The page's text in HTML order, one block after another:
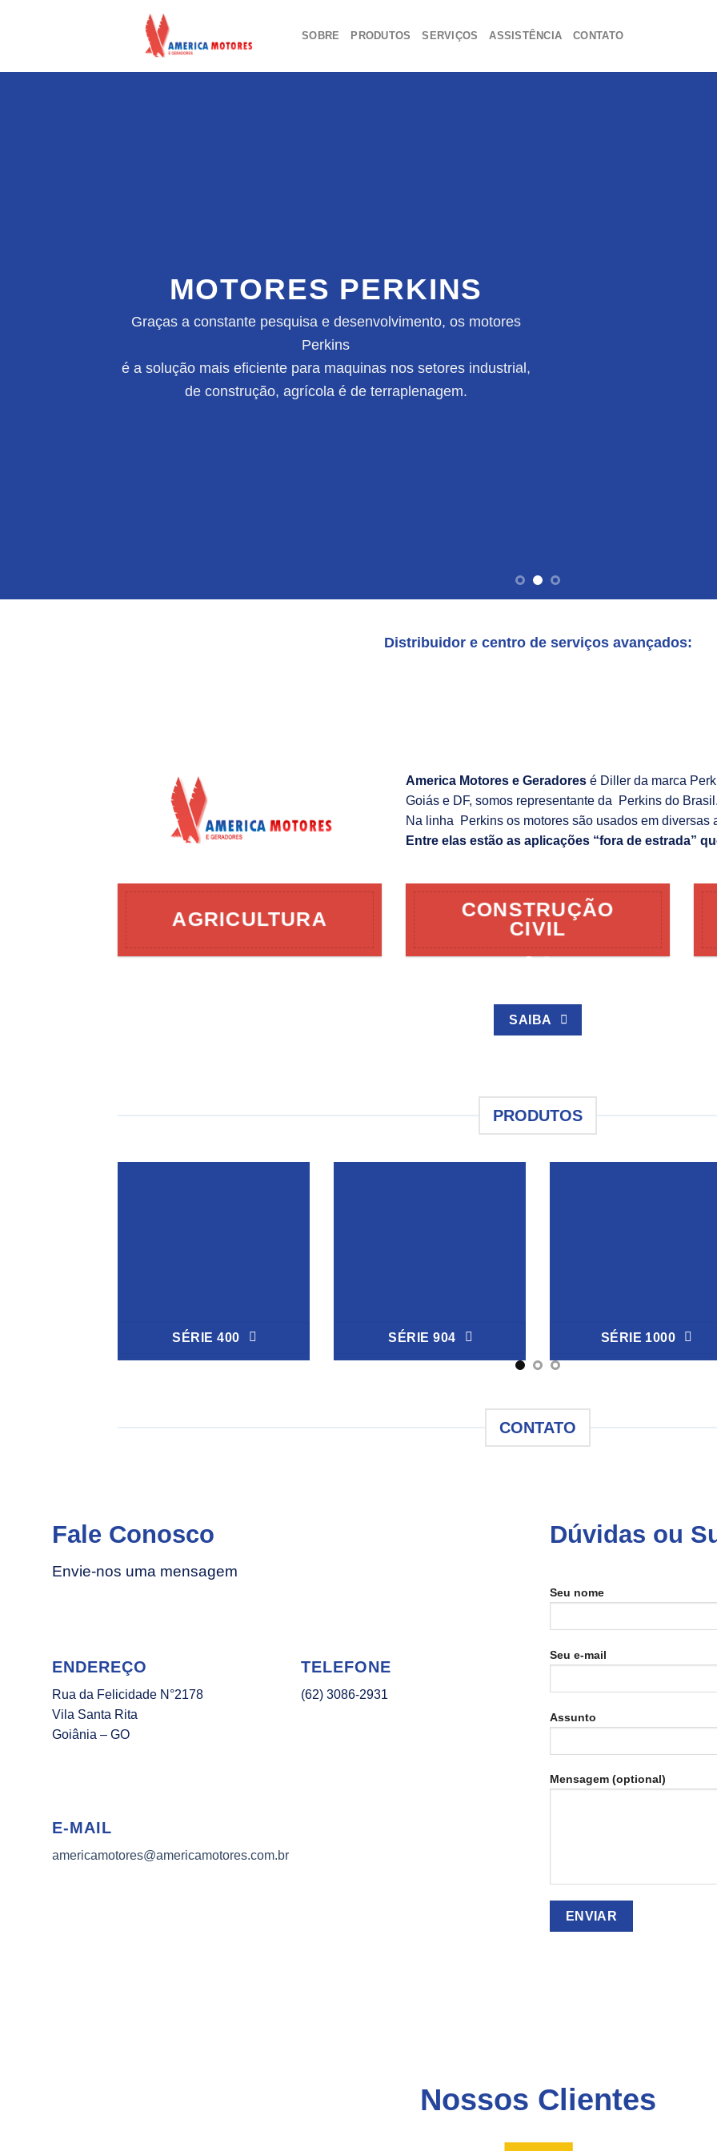
SOBRE PRODUTOS SERVIÇOS ASSISTÊNCIA CONTATO
MOTORES PERKINS
Graças a constante pesquisa e desenvolvimento, os motores
Perkins
é a solução mais eficiente para maquinas nos setores industrial,
de construção, agrícola é de terraplenagem.
Distribuidor e centro de serviços avançados:
America Motores e Geradores é Diller da marca
Goiás e DF, somos representante da Perkins do Brasil.
Na linha Perkins os motores são usados em diversas
Entre elas estão as aplicações “fora de estrada”
AGRICULTURA
CONSTRUÇÃO
CIVIL
SAIBA
PRODUTOS
SÉRIE 400 SÉRIE 904 SÉRIE 1000
CONTATO
Fale Conosco
Envie-nos uma mensagem
ENDEREÇO
Rua da Felicidade N°2178
Vila Santa Rita
Goiânia – GO
TELEFONE
(62) 3086-2931
E-MAIL
americamotores@americamotores.com.br
Dúvidas ou
Seu nome
Seu e-mail
Assunto
Mensagem (optional)
Nossos Clientes